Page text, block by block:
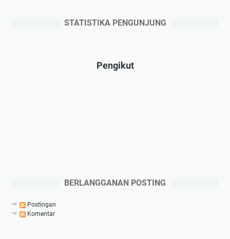
STATISTIKA PENGUNJUNG
Pengikut
BERLANGGANAN POSTING
Postingan
Komentar